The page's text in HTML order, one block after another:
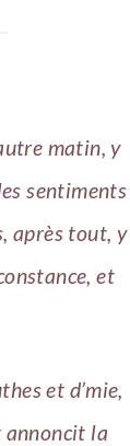
matin, y
sentiments
après tout, y
et
et d’mie,
annoncit la